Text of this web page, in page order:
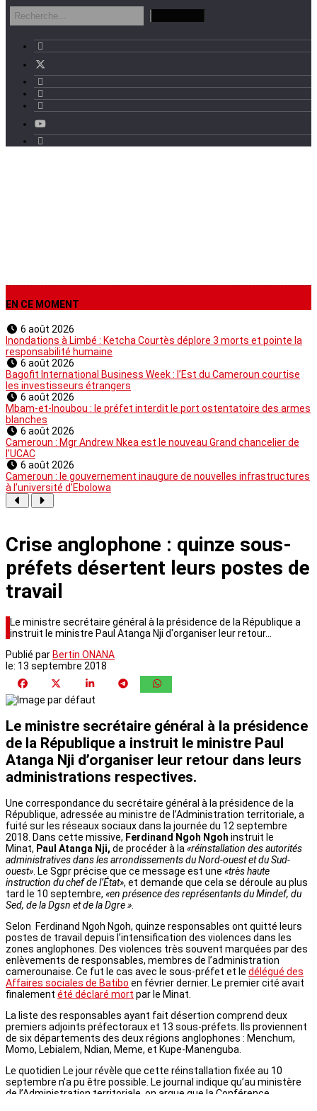
EN CE MOMENT
6 août 2026
Inondations à Limbé : Ketcha Courtès déplore 3 morts et pointe la
responsabilité humaine
6 août 2026
Bagofit International Business Week : l’Est du Cameroun courtise
les investisseurs étrangers
6 août 2026
Mbam-et-Inoubou : le préfet interdit le port ostentatoire des armes
blanches
6 août 2026
Cameroun : Mgr Andrew Nkea est le nouveau Grand chancelier de
l’UCAC
6 août 2026
Cameroun : le gouvernement inaugure de nouvelles infrastructures
à l’université d’Ebolowa
Crise anglophone : quinze sous-
préfets désertent leurs postes de
travail
Le ministre secrétaire général à la présidence de la République a
instruit le ministre Paul Atanga Nji d'organiser leur retour…
Publié parBertin ONANA
le: 13 septembre 2018
Le ministre secrétaire général à la présidence
de la République a instruit le ministre Paul
Atanga Nji d’organiser leur retour dans leurs
administrations respectives.
Une correspondance du secrétaire général à la présidence de la
République, adressée au ministre de l’Administration territoriale, a
fuité sur les réseaux sociaux dans la journée du 12 septembre
2018. Dans cette missive, Ferdinand Ngoh Ngoh instruit le
Minat, Paul Atanga Nji, de procéder à la«réinstallation des autorités
administratives dans les arrondissements du Nord-ouest et du Sud-
ouest». Le Sgpr précise que ce message est une «très haute
instruction du chef de l’État», et demande que cela se déroule au plus
tard le 10 septembre, «en présence des représentants du Mindef, du
Sed, de la Dgsn et de la Dgre ».
Selon Ferdinand Ngoh Ngoh, quinze responsables ont quitté leurs
postes de travail depuis l’intensification des violences dans les
zones anglophones. Des violences très souvent marquées par des
enlèvements de responsables, membres de l’administration
camerounaise. Ce fut le cas avec le sous-préfet et le délégué des
Affaires sociales de Batibo en février dernier. Le premier cité avait
finalement été déclaré mort par le Minat.
La liste des responsables ayant fait désertion comprend deux
premiers adjoints préfectoraux et 13 sous-préfets. Ils proviennent
de six départements des deux régions anglophones : Menchum,
Momo, Lebialem, Ndian, Meme, et Kupe-Manenguba.
Le quotidien Le jour révèle que cette réinstallation fixée au 10
septembre n’a pu être possible. Le journal indique qu’au ministère
de l’Administration territoriale, on argue que la Conférence